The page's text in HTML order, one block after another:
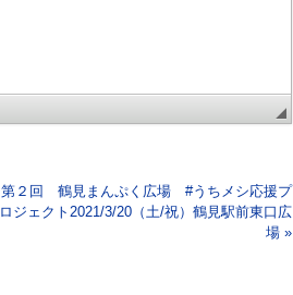
第２回 鶴見まんぷく広場 #うちメシ応援プ
ロジェクト2021​/3/20（土/祝）鶴見駅前東口広
場 »